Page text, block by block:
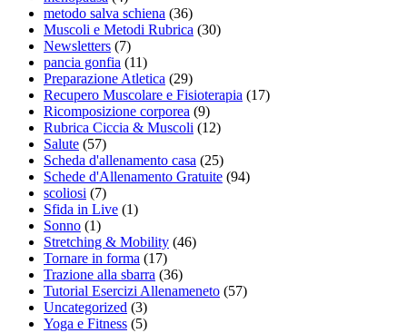
metodo salva schiena (36)
Muscoli e Metodi Rubrica (30)
Newsletters (7)
pancia gonfia (11)
Preparazione Atletica (29)
Recupero Muscolare e Fisioterapia (17)
Ricomposizione corporea (9)
Rubrica Ciccia & Muscoli (12)
Salute (57)
Scheda d'allenamento casa (25)
Schede d'Allenamento Gratuite (94)
scoliosi (7)
Sfida in Live (1)
Sonno (1)
Stretching & Mobility (46)
Tornare in forma (17)
Trazione alla sbarra (36)
Tutorial Esercizi Allenameneto (57)
Uncategorized (3)
Yoga e Fitness (5)